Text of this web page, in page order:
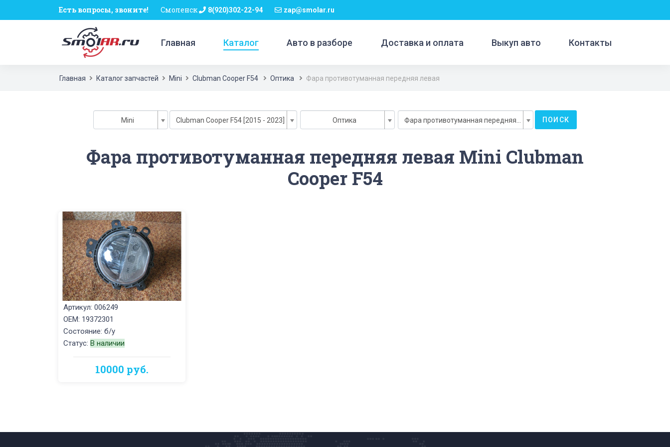
Есть вопросы, звоните! Смоленск 8(920)302-22-94 zap@smolar.ru
Главная Каталог Авто в разборе Доставка и оплата Выкуп авто Контакты
Главная Каталог запчастей Mini Clubman Cooper F54 Оптика Фара противотуманная передняя левая
Mini Clubman Cooper F54 [2015 - 2023] Оптика ПОИСК
Фара противотуманная передняя левая Mini Clubman
Cooper F54
Артикул: 006249
OEM: 19372301
Состояние: б/у
Статус: В наличии
10000 руб.